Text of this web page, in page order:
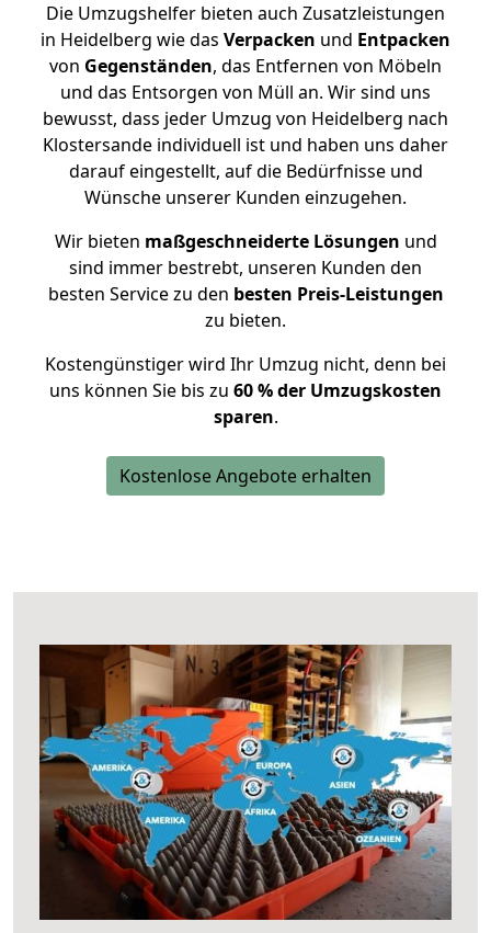
Die Umzugshelfer bieten auch Zusatzleistungen
in Heidelberg wie das Verpacken und Entpacken
von Gegenständen, das Entfernen von Möbeln
und das Entsorgen von Müll an. Wir sind uns
bewusst, dass jeder Umzug von Heidelberg nach
Klostersande individuell ist und haben uns daher
darauf eingestellt, auf die Bedürfnisse und
Wünsche unserer Kunden einzugehen.
Wir bieten maßgeschneiderte Lösungen und
sind immer bestrebt, unseren Kunden den
besten Service zu den besten Preis-Leistungen
zu bieten.
Kostengünstiger wird Ihr Umzug nicht, denn bei
uns können Sie bis zu 60 % der Umzugskosten
sparen.
Kostenlose Angebote erhalten